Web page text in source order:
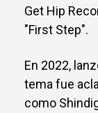
Get Hip
"First Step".
En 2022,
tema fue
como